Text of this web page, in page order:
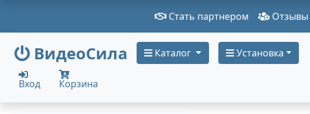
Стать партнером Отзывы
ВидеоСила Каталог Установка
Вход Корзина